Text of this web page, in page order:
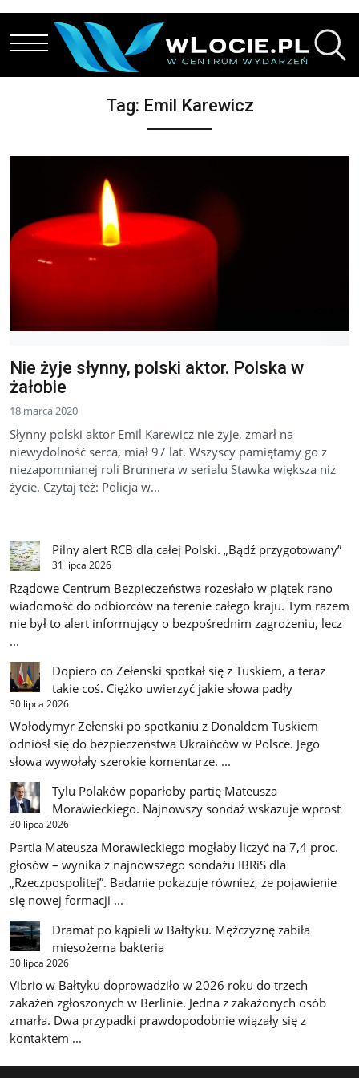
Przejdź do treści
Tag: Emil Karewicz
Nie żyje słynny, polski aktor. Polska w
żałobie
18 marca 2020
Słynny polski aktor Emil Karewicz nie żyje, zmarł na
niewydolność serca, miał 97 lat. Wszyscy pamiętamy go z
niezapomnianej roli Brunnera w serialu Stawka większa niż
życie. Czytaj też: Policja w...
Pilny alert RCB dla całej Polski. „Bądź przygotowany”
31 lipca 2026
Rządowe Centrum Bezpieczeństwa rozesłało w piątek rano
wiadomość do odbiorców na terenie całego kraju. Tym razem
nie był to alert informujący o bezpośrednim zagrożeniu, lecz
...
Dopiero co Zełenski spotkał się z Tuskiem, a teraz
takie coś. Ciężko uwierzyć jakie słowa padły
30 lipca 2026
Wołodymyr Zełenski po spotkaniu z Donaldem Tuskiem
odniósł się do bezpieczeństwa Ukraińców w Polsce. Jego
słowa wywołały szerokie komentarze. ...
Tylu Polaków poparłoby partię Mateusza
Morawieckiego. Najnowszy sondaż wskazuje wprost
30 lipca 2026
Partia Mateusza Morawieckiego mogłaby liczyć na 7,4 proc.
głosów – wynika z najnowszego sondażu IBRiS dla
„Rzeczpospolitej”. Badanie pokazuje również, że pojawienie
się nowej formacji ...
Dramat po kąpieli w Bałtyku. Mężczyznę zabiła
mięsożerna bakteria
30 lipca 2026
Vibrio w Bałtyku doprowadziło w 2026 roku do trzech
zakażeń zgłoszonych w Berlinie. Jedna z zakażonych osób
zmarła. Dwa przypadki prawdopodobnie wiązały się z
kontaktem ...